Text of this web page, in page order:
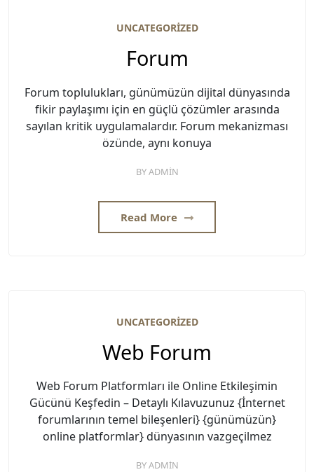
UNCATEGORIZED
Forum
Forum toplulukları, günümüzün dijital dünyasında
fikir paylaşımı için en güçlü çözümler arasında
sayılan kritik uygulamalardır. Forum mekanizması
özünde, aynı konuya
BYADMIN
Read More
UNCATEGORIZED
Web Forum
Web Forum Platformları ile Online Etkileşimin
Gücünü Keşfedin – Detaylı Kılavuzunuz {İnternet
forumlarının temel bileşenleri} {günümüzün}
online platformlar} dünyasının vazgeçilmez
BYADMIN